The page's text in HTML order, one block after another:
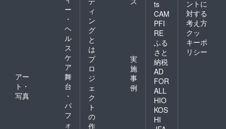
ー
・
ヘ
ル
ス
ケ
ア
アー
ト・
写真
舞
台
・
パ
フ
ォ
ィ
ン
グ
と
は
プ
ロ
ジ
ェ
ク
ト
の
作
実
施
事
例
ts
CAM
PFI
RE
ふる
さと
納税
AD
FOR
ALL
HIO
KOS
HI
ントに
対する
考え方
クッ
キーポ
リシー